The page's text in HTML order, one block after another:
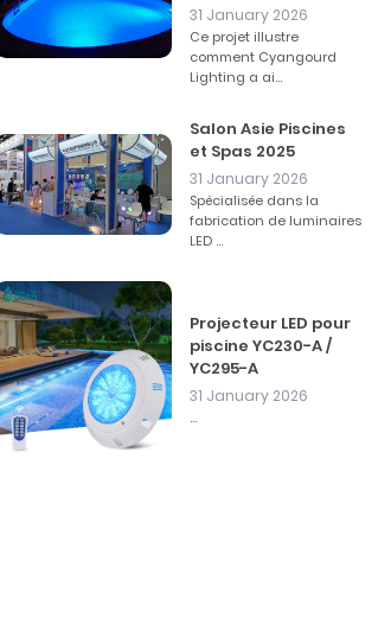
31 January 2026
Ce projet illustre
comment Cyangourd
Lighting a ai...
Salon Asie Piscines
et Spas 2025
31 January 2026
Spécialisée dans la
fabrication de luminaires
LED ...
Projecteur LED pour
piscine YC230-A /
YC295-A
31 January 2026
...